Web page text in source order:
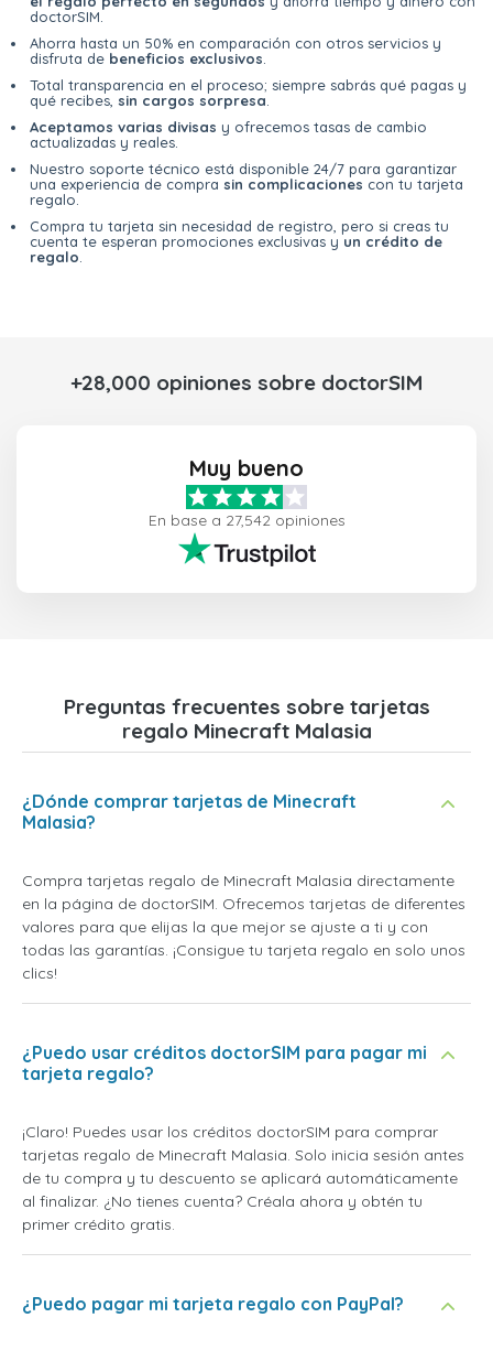
doctorSIM.
Ahorra hasta un 50% en comparación con otros servicios y
disfruta de beneficios exclusivos
Total transparencia en el proceso; siempre sabrás qué pagas y
qué recibes, sin cargos sorpresa
Aceptamos varias divisas y ofrecemos tasas de cambio
actualizadas y reales.
Nuestro soporte técnico está disponible 24/7 para garantizar
una experiencia de compra sin complicaciones con tu tarjeta
regalo.
Compra tu tarjeta sin necesidad de registro, pero si creas tu
cuenta te esperan promociones exclusivas y un crédito de
regalo
+28,000 opiniones sobre doctorSIM
Muy bueno
En base a 27,542 opiniones
Preguntas frecuentes sobre tarjetas
regalo Minecraft Malasia
¿Dónde comprar tarjetas de Minecraft
Malasia?
Compra tarjetas regalo de Minecraft Malasia directamente
en la página de doctorSIM. Ofrecemos tarjetas de diferentes
valores para que elijas la que mejor se ajuste a ti y con
todas las garantías. ¡Consigue tu tarjeta regalo en solo unos
clics!
¿Puedo usar créditos doctorSIM para pagar mi
tarjeta regalo?
¡Claro! Puedes usar los créditos doctorSIM para comprar
tarjetas regalo de Minecraft Malasia. Solo inicia sesión antes
de tu compra y tu descuento se aplicará automáticamente
al finalizar. ¿No tienes cuenta? Créala ahora y obtén tu
primer crédito gratis.
¿Puedo pagar mi tarjeta regalo con PayPal?